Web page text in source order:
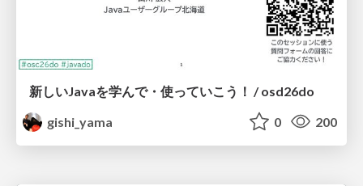
新しいJavaを学んで・使っていこう！ / osd26do
gishi_yama
0 200